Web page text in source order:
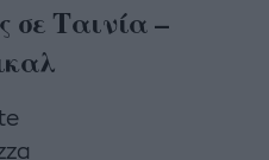
σε Ταινία –